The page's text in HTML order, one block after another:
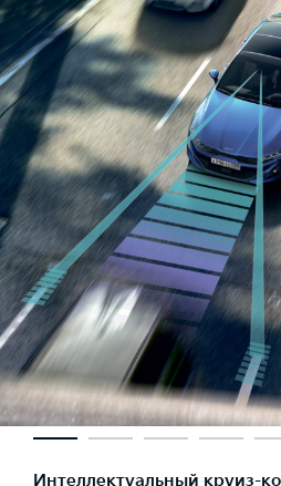
Интеллектуальный круиз-